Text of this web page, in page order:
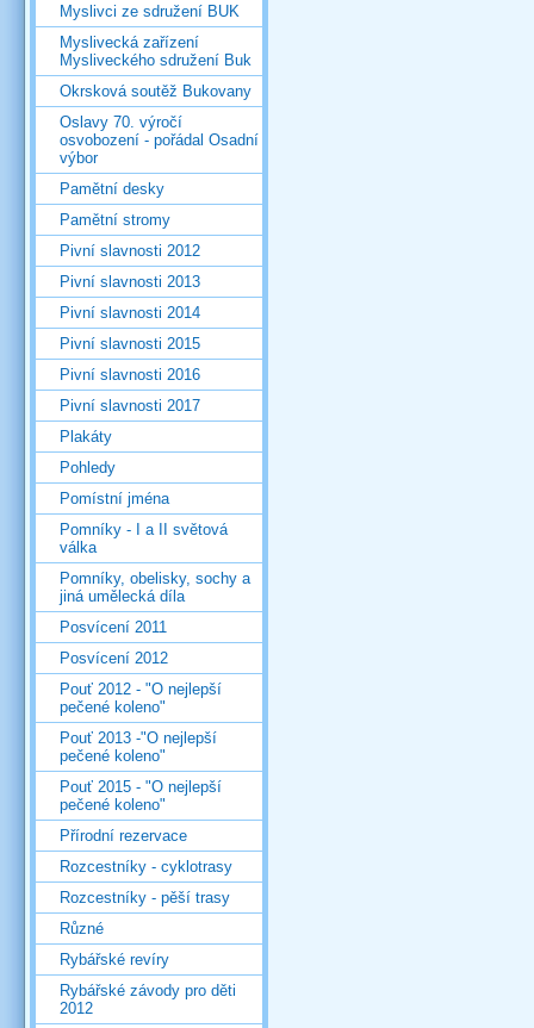
Myslivci ze sdružení BUK
Myslivecká zařízení
Mysliveckého sdružení Buk
Okrsková soutěž Bukovany
Oslavy 70. výročí
osvobození - pořádal Osadní
výbor
Pamětní desky
Pamětní stromy
Pivní slavnosti 2012
Pivní slavnosti 2013
Pivní slavnosti 2014
Pivní slavnosti 2015
Pivní slavnosti 2016
Pivní slavnosti 2017
Plakáty
Pohledy
Pomístní jména
Pomníky - I a II světová
válka
Pomníky, obelisky, sochy a
jiná umělecká díla
Posvícení 2011
Posvícení 2012
Pouť 2012 - "O nejlepší
pečené koleno"
Pouť 2013 -"O nejlepší
pečené koleno"
Pouť 2015 - "O nejlepší
pečené koleno"
Přírodní rezervace
Rozcestníky - cyklotrasy
Rozcestníky - pěší trasy
Různé
Rybářské revíry
Rybářské závody pro děti
2012